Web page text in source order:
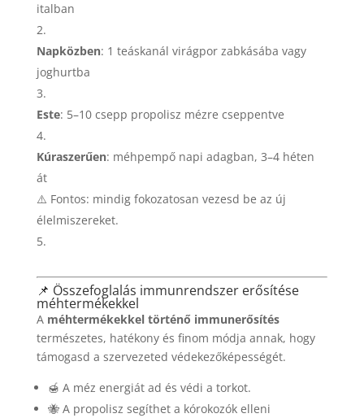
italban
Napközben: 1 teáskanál virágpor zabkásába vagy
joghurtba
Este: 5–10 csepp propolisz mézre cseppentve
Kúraszerűen: méhpempő napi adagban, 3–4 héten
át
⚠️ Fontos: mindig fokozatosan vezesd be az új
élelmiszereket.
📌 Összefoglalás immunrendszer erősítése
méhtermékekkel
A méhtermékekkel történő immunerősítés
természetes, hatékony és finom módja annak, hogy
támogasd a szervezeted védekezőképességét.
🍯 A méz energiát ad és védi a torkot.
🐝 A propolisz segíthet a kórokozók elleni